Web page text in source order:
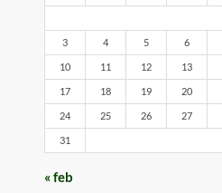
3 4 5 6
10 11 12 13
17 18 19 20
24 25 26 27
31
« feb